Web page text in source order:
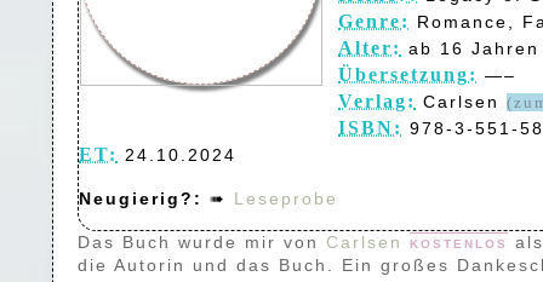
Genre: Romance,
Alter: ab 16 Jahren
Übersetzung: —–
Verlag: Carlsen
ISBN: 978-3-551-
ET: 24.10.2024
Neugierig?: ➠ Leseprobe
Das Buch wurde mir von Carlsen kostenlos
die Autorin und das Buch. Ein großes